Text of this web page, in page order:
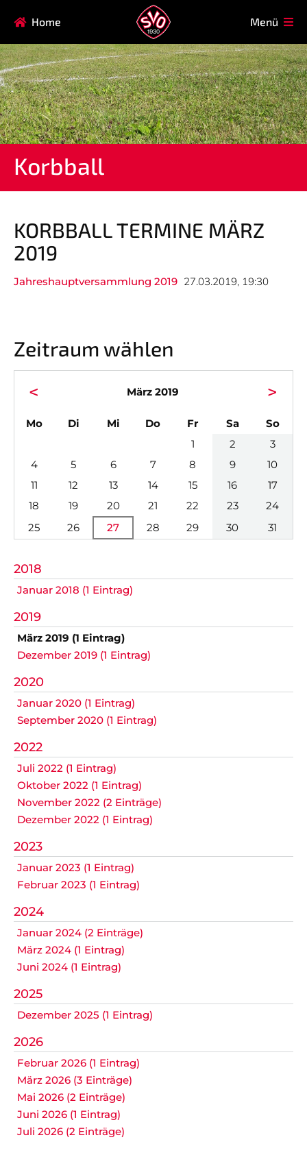
Home Menü
Korbball
KORBBALL TERMINE MÄRZ
2019
Jahreshauptversammlung 2019 27.03.2019, 19:30
Zeitraum wählen
< März 2019 >
Montag Dienstag
Mittwoch
Donnerstag
Freitag SamstagSo
1
2
3
4
5 6 7 8 9
10
11
12 13 14 15 16
17
18
19 20 21 22 23
24
25
26 27 28 29 30 31
2018
Januar 2018 (1 Eintrag)
2019
März 2019 (1 Eintrag)
Dezember 2019 (1 Eintrag)
2020
Januar 2020 (1 Eintrag)
September 2020 (1 Eintrag)
2022
Juli 2022 (1 Eintrag)
Oktober 2022 (1 Eintrag)
November 2022 (2 Einträge)
Dezember 2022 (1 Eintrag)
2023
Januar 2023 (1 Eintrag)
Februar 2023 (1 Eintrag)
2024
Januar 2024 (2 Einträge)
März 2024 (1 Eintrag)
Juni 2024 (1 Eintrag)
2025
Dezember 2025 (1 Eintrag)
2026
Februar 2026 (1 Eintrag)
März 2026 (3 Einträge)
Mai 2026 (2 Einträge)
Juni 2026 (1 Eintrag)
Juli 2026 (2 Einträge)
Navigation
überspringen
HAUPTVEREIN
MITGLIEDSCHAFT
FAQ
Navigation
überspringen
AIKIDO
EISSTOCK
FITNESSKURSE
FUSSBALL
GARDE
GESUNDHEITSSPORT
KINDERTURNEN
KYUDO
REHASPORT
TAEKWONDO
TENNIS
Navigation
überspringen
ABTEILUNG
News
Termine
Facebook Fanpage
Instagram Fanpage
MANNSCHAFTEN
Bitte nehmen Sie Kontakt mit uns auf. Wir helfen
gerne weiter.
Navigation
überspringen
Anfahrt Impressum